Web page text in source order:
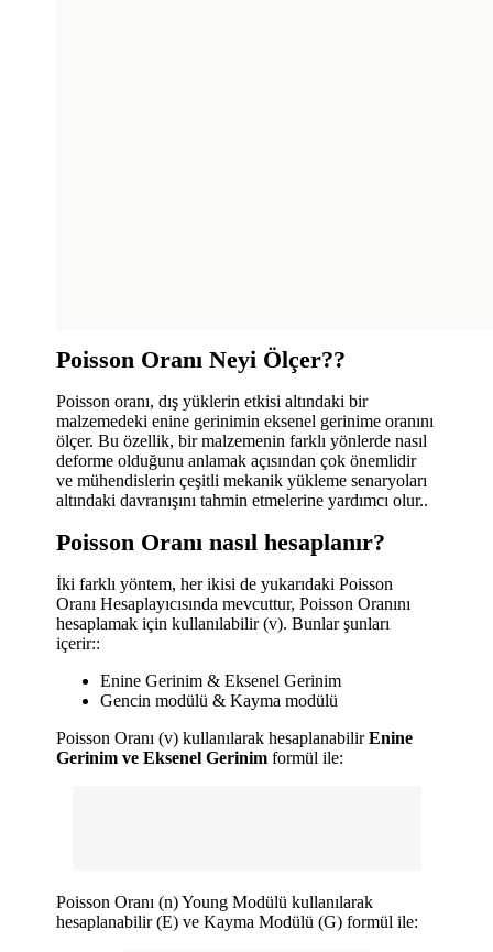
Poisson Oranı Neyi Ölçer??
Poisson oranı, dış yüklerin etkisi altındaki bir
malzemedeki enine gerinimin eksenel gerinime oranını
ölçer. Bu özellik, bir malzemenin farklı yönlerde nasıl
deforme olduğunu anlamak açısından çok önemlidir
ve mühendislerin çeşitli mekanik yükleme senaryoları
altındaki davranışını tahmin etmelerine yardımcı olur..
Poisson Oranı nasıl hesaplanır?
İki farklı yöntem, her ikisi de yukarıdaki Poisson
Oranı Hesaplayıcısında mevcuttur, Poisson Oranını
hesaplamak için kullanılabilir (v). Bunlar şunları
içerir::
Enine Gerinim & Eksenel Gerinim
Gencin modülü & Kayma modülü
Poisson Oranı (v) kullanılarak hesaplanabilirEnine
Gerinim ve Eksenel Gerinim formül ile:
Poisson Oranı (n) Young Modülü kullanılarak
hesaplanabilir (E) ve Kayma Modülü (G) formül ile: